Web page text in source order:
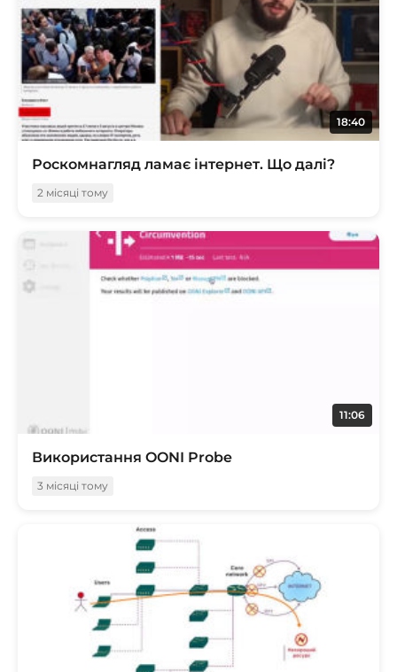
18:40
Роскомнагляд ламає інтернет. Що далі?
2 місяці тому
11:06
Використання OONI Probe
3 місяці тому